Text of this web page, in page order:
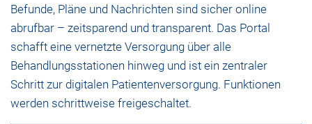
Befunde, Pläne und Nachrichten sind sicher online
abrufbar – zeitsparend und transparent. Das Portal
schafft eine vernetzte Versorgung über alle
Behandlungsstationen hinweg und ist ein zentraler
Schritt zur digitalen Patientenversorgung. Funktionen
werden schrittweise freigeschaltet.